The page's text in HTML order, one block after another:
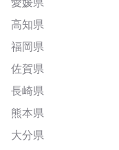
高知県
福岡県
佐賀県
長崎県
熊本県
大分県